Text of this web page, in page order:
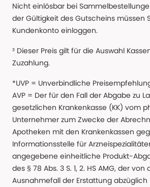
Nicht einlösbar bei
der Gültigkeit des Gutscheins müssen
Kundenkonto einloggen.
³ Dieser Preis gilt für die Auswahl
Zuzahlung.
*UVP = Unverbindliche
AVP = Der für den Fall der Abgabe zu
gesetzlichen Krankenkasse (KK) vom
Unternehmer zum Zwecke der
Apotheken mit den Krankenkassen
Informationsstelle für
angegebene einheitliche Produkt-
des § 78 Abs. 3 S. 1, 2. HS AMG, der von
Ausnahmefall der Erstattung abzüglich